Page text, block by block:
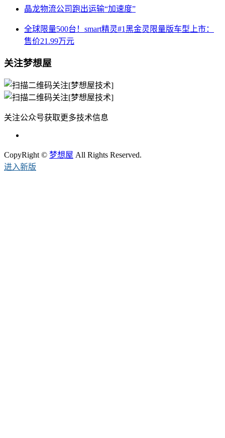
晶龙物流公司跑出运输“加速度”
全球限量500台！smart精灵#1黑金灵限量版车型上市：
售价21.99万元
关注梦想屋
关注公众号获取更多技术信息
CopyRight © 梦想屋 All Rights Reserved.
进入新版